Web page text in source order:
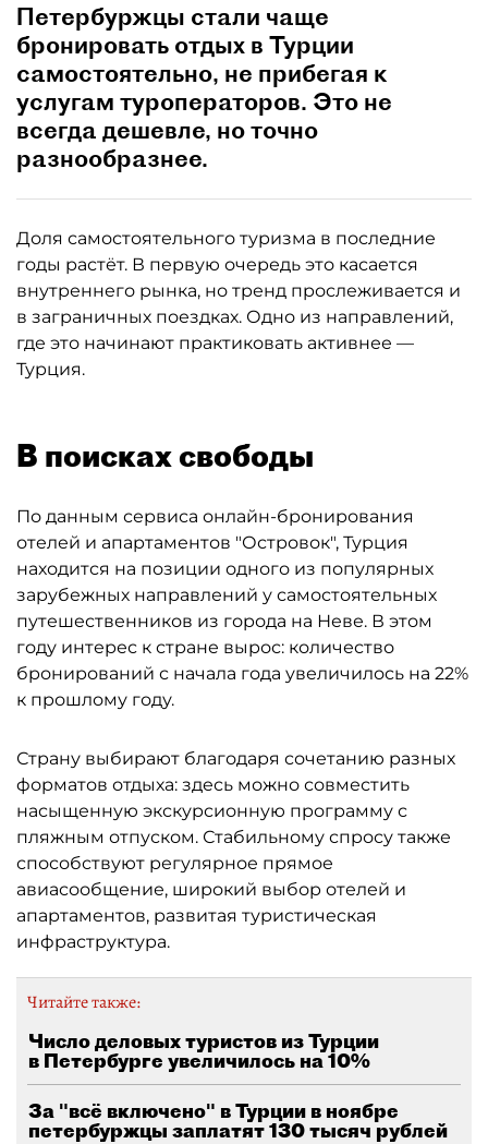
Петербуржцы стали чаще
бронировать отдых в Турции
самостоятельно, не прибегая к
услугам туроператоров. Это не
всегда дешевле, но точно
разнообразнее.
Доля самостоятельного туризма в последние
годы растёт. В первую очередь это касается
внутреннего рынка, но тренд прослеживается и
в заграничных поездках. Одно из направлений,
где это начинают практиковать активнее —
Турция.
В поисках свободы
По данным сервиса онлайн-бронирования
отелей и апартаментов "Островок", Турция
находится на позиции одного из популярных
зарубежных направлений у самостоятельных
путешественников из города на Неве. В этом
году интерес к стране вырос: количество
бронирований с начала года увеличилось на 22%
к прошлому году.
Страну выбирают благодаря сочетанию разных
форматов отдыха: здесь можно совместить
насыщенную экскурсионную программу с
пляжным отпуском. Стабильному спросу также
способствуют регулярное прямое
авиасообщение, широкий выбор отелей и
апартаментов, развитая туристическая
инфраструктура.
Читайте также:
Число деловых туристов из Турции
в Петербурге увеличилось на 10%
За "всё включено" в Турции в ноябре
петербуржцы заплатят 130 тысяч рублей